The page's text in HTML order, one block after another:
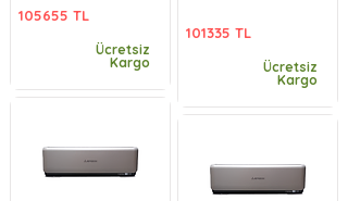
105655 TL
Ücretsiz
Kargo
101335 TL
Ücretsiz
Kargo